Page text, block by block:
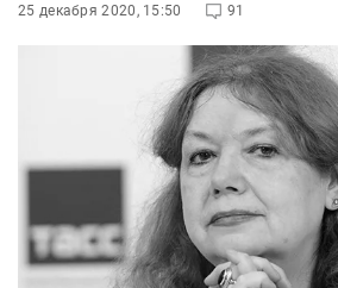
25 декабря 2020, 15:50 91